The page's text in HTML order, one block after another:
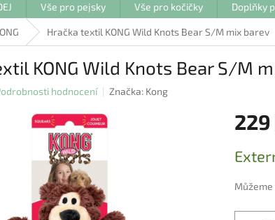
Vše pro pejsky Vše pro kočičky Doplňky
Hračka textil KONG Wild Knots Bear S/M mix barev
KONG Wild Knots Bear S/M
hodnocení Značka: Kong
229
cena: